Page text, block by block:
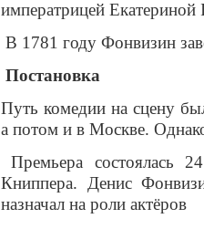
императрицей Екатериной
В 1781 году Фонвизин
Постановка
Путь комедии на сцену
а потом и в Москве.
Премьера состоялась
Книппера. Денис
назначал на роли актёров